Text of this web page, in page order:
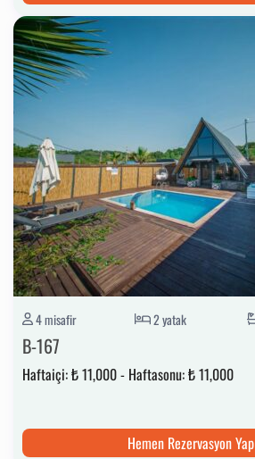
4 misafir 2 yatak
B-167
Haftaiçi:₺ 11,000- Haftasonu:₺ 11,000
Hemen Rezervasyon Yap